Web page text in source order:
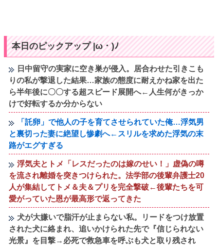
本日のピックアップ |ω・)ﾉ
日中留守の実家に空き巣が侵入。居合わせた引きこも
りの私が撃退した結果…家族の態度に耐えかね家を出た
ら半年後に〇〇する超スピード展開へ←人生何がきっか
けで好転するか分からない
「託卵」で他人の子を育てさせられていた俺…浮気男
と裏切った妻に絶望し惨劇へ←スリルを求めた浮気の末
路がエグすぎる
浮気夫とトメ「レスだったのは嫁のせい！」虚偽の噂
を流され離婚を突きつけられた。法学部の後輩弁護士20
人が集結してトメ＆夫＆プリを完全撃破←後輩たちを可
愛がっていた恩が最高形で返ってきた
犬が大嫌いで脂汗が止まらない私。リードをつけ放置
された犬に絡まれ、追いかけられた先で『信じられない
光景』を目撃→必死で救急車を呼ぶも犬と取り残され